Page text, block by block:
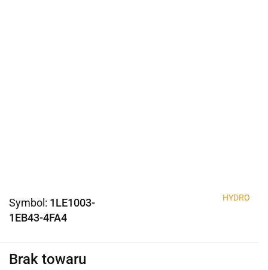
Symbol: 1LE1003-
1EB43-4FA4
HYDRO
Brak towaru